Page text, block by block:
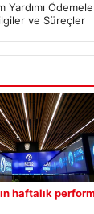
Yardımı
ve Süreçler
haftalık